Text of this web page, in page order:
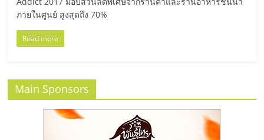
แฟ
ไชส์,
ภายในศูนย์ สูงสุดถึง 70%
Read more
Main Sponsors